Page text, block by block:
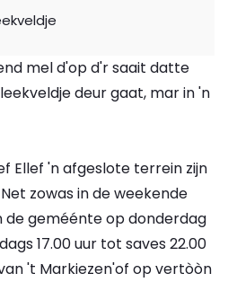
mel d'op d'r saait datte
deur gaat, mar in 'n
Ellef 'n afgeslote terrein zijn
zowas in de weekende
de geméénte op donderdag
17.00 uur tot saves 22.00
't Markiezen'of op vertòòn